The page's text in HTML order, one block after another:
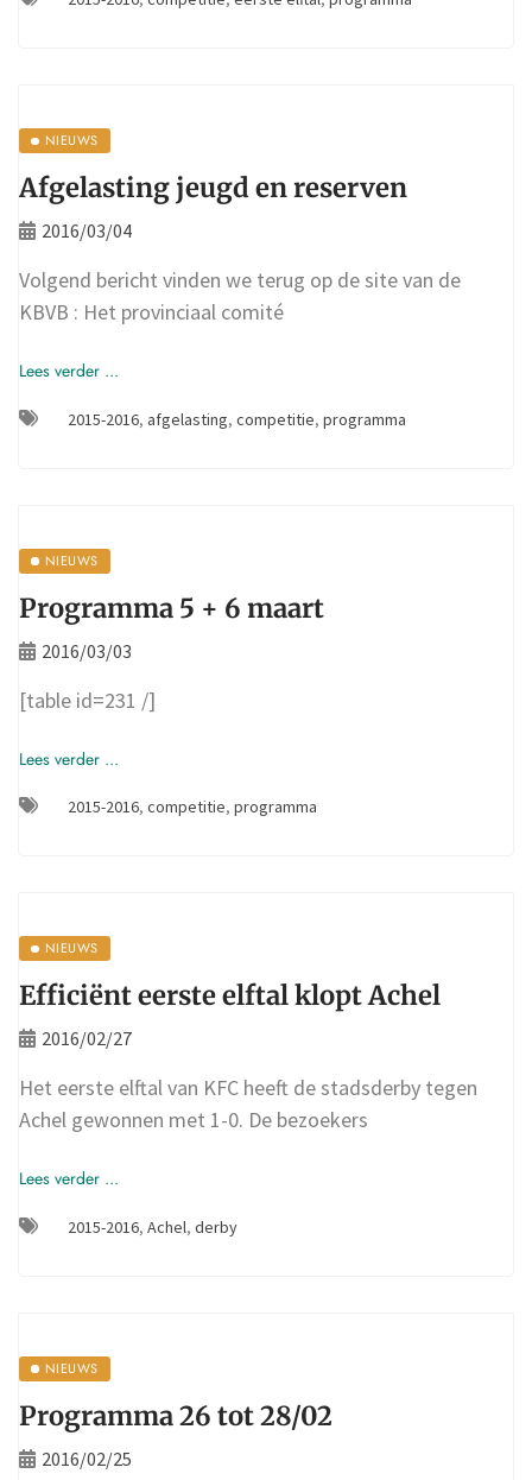
NIEUWS
Afgelasting jeugd en reserven
2016/03/04
Volgend bericht vinden we terug op de site van de
KBVB : Het provinciaal comité
Lees verder ...
2015-2016, afgelasting, competitie, programma
NIEUWS
Programma 5 + 6 maart
2016/03/03
[table id=231 /]
Lees verder ...
2015-2016, competitie, programma
NIEUWS
Efficiënt eerste elftal klopt Achel
2016/02/27
Het eerste elftal van KFC heeft de stadsderby tegen
Achel gewonnen met 1-0. De bezoekers
Lees verder ...
2015-2016, Achel, derby
NIEUWS
Programma 26 tot 28/02
2016/02/25